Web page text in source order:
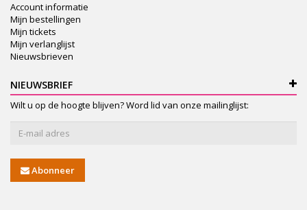
Account informatie
Mijn bestellingen
Mijn tickets
Mijn verlanglijst
Nieuwsbrieven
NIEUWSBRIEF
Wilt u op de hoogte blijven? Word lid van onze mailinglijst:
Abonneer